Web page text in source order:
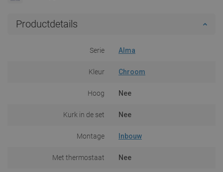
Productdetails
Serie Alma
Kleur Chroom
Hoog Nee
Kurk in de set Nee
Montage Inbouw
Met thermostaat Nee